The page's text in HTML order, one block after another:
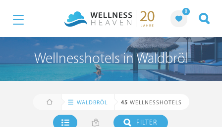
0
Wellnesshotels in Waldbröl
WALDBRÖL 45 WELLNESSHOTELS
FILTER